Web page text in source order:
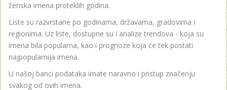
ženska imena proteklih godina.
Liste su razvrstane po godinama, državama, gradovima i
regionima. Uz liste, dostupne su i analize trendova - koja su
imena bila popularna, kao i prognoze koja će tek postati
najpopularnija imena.
U našoj banci podataka imate naravno i pristup značenju
svakog od ovih imena.